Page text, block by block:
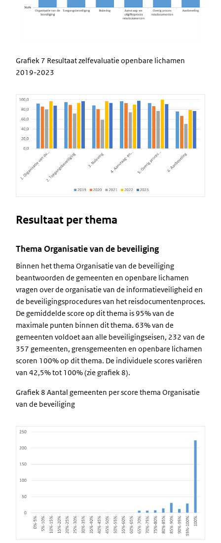
Grafiek 7 Resultaat zelfevaluatie openbare lichamen
2019-2023
Resultaat per thema
Thema Organisatie van de beveiliging
Binnen het thema Organisatie van de beveiliging
beantwoorden de gemeenten en openbare lichamen
vragen over de organisatie van de informatieveiligheid en
de beveiligingsprocedures van het reisdocumentenproces.
De gemiddelde score op dit thema is 95% van de
maximale punten binnen dit thema. 63% van de
gemeenten voldoet aan alle beveiligingseisen, 232 van de
357 gemeenten, grensgemeenten en openbare lichamen
scoren 100% op dit thema. De individuele scores variëren
van 42,5% tot 100% (zie grafiek 8).
Grafiek 8 Aantal gemeenten per score thema Organisatie
van de beveiliging